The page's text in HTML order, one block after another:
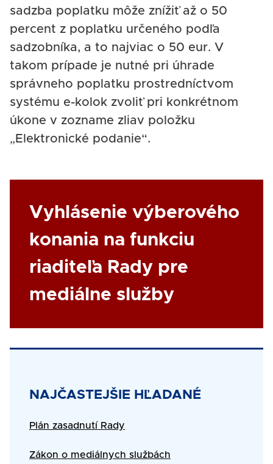
sadzba poplatku môže znížiť až o 50
percent z poplatku určeného podľa
sadzobníka, a to najviac o 50 eur. V
takom prípade je nutné pri úhrade
správneho poplatku prostredníctvom
systému e-kolok zvoliť pri konkrétnom
úkone v zozname zliav položku
„Elektronické podanie“.
Link
Vyhlásenie výberového
konania na funkciu
riaditeľa Rady pre
mediálne služby
Title
NAJČASTEJŠIE HĽADANÉ
Text
Plán zasadnutí Rady
Zákon o mediálnych službách